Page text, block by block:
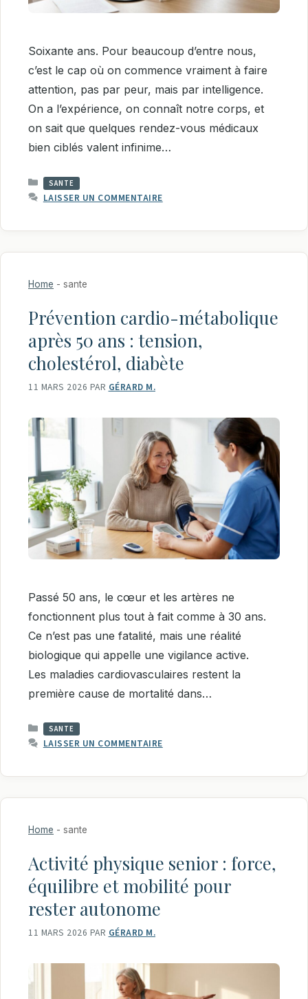
Soixante ans. Pour beaucoup d’entre nous,
c’est le cap où on commence vraiment à faire
attention, pas par peur, mais par intelligence.
On a l’expérience, on connaît notre corps, et
on sait que quelques rendez-vous médicaux
bien ciblés valent infinime…
CATÉGORIES
SANTE
LAISSER UN COMMENTAIRE
Home - sante
Prévention cardio-métabolique
après 50 ans : tension,
cholestérol, diabète
11 MARS 2026 PAR GÉRARD M.
Passé 50 ans, le cœur et les artères ne
fonctionnent plus tout à fait comme à 30 ans.
Ce n’est pas une fatalité, mais une réalité
biologique qui appelle une vigilance active.
Les maladies cardiovasculaires restent la
première cause de mortalité dans…
CATÉGORIES
SANTE
LAISSER UN COMMENTAIRE
Home - sante
Activité physique senior : force,
équilibre et mobilité pour
rester autonome
11 MARS 2026 PAR GÉRARD M.